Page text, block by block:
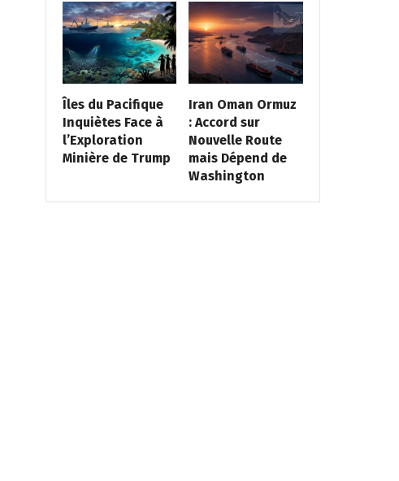
Îles du Pacifique
Inquiètes Face à
l’Exploration
Minière de Trump
Iran Oman Ormuz
: Accord sur
Nouvelle Route
mais Dépend de
Washington